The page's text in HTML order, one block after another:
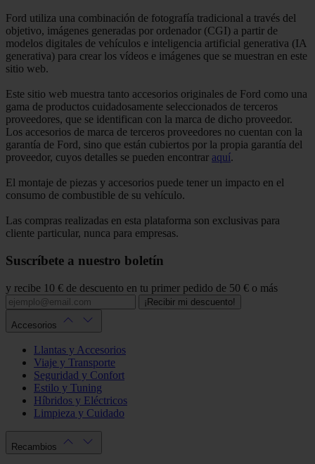
Ford utiliza una combinación de fotografía tradicional a través del
objetivo, imágenes generadas por ordenador (CGI) a partir de
modelos digitales de vehículos e inteligencia artificial generativa (IA
generativa) para crear los vídeos e imágenes que se muestran en este
sitio web.
Este sitio web muestra tanto accesorios originales de Ford como una
gama de productos cuidadosamente seleccionados de terceros
proveedores, que se identifican con la marca de dicho proveedor.
Los accesorios de marca de terceros proveedores no cuentan con la
garantía de Ford, sino que están cubiertos por la propia garantía del
proveedor, cuyos detalles se pueden encontrar aquí.
El montaje de piezas y accesorios puede tener un impacto en el
consumo de combustible de su vehículo.
Las compras realizadas en esta plataforma son exclusivas para
cliente particular, nunca para empresas.
Suscríbete a nuestro boletín
y recibe 10 € de descuento en tu primer pedido de 50 € o más
¡Recibir mi descuento!
Accesorios
Llantas y Accesorios
Viaje y Transporte
Seguridad y Confort
Estilo y Tuning
Híbridos y Eléctricos
Limpieza y Cuidado
Recambios